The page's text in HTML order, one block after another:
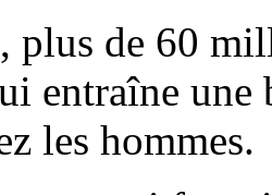
de 60
entraîne
les hommes.